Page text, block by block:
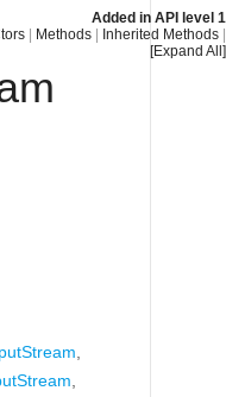
Added in API level 1
Methods Inherited Methods
[Expand All]